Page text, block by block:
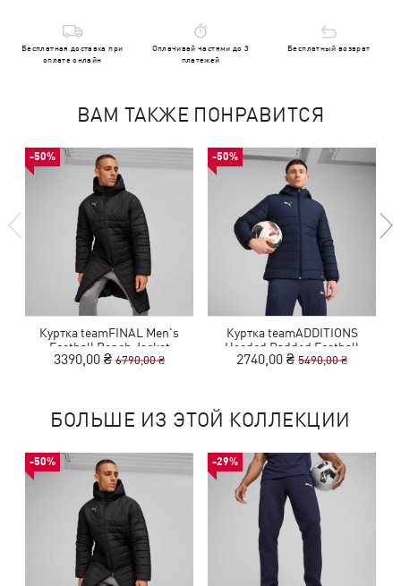
Бесплатная доставка при
оплате онлайн
Оплачивай частями до 3
платежей
Бесплатный возврат
ВАМ ТАКЖЕ ПОНРАВИТСЯ
-50%
Куртка teamFINAL Men's
Football Bench Jacket
3390,00 ₴ 6790,00 ₴
-50%
Куртка teamADDITIONS
Hooded Padded Football
Jacket Men
2740,00 ₴ 5490,00 ₴
БОЛЬШЕ ИЗ ЭТОЙ КОЛЛЕКЦИИ
-50% -29%